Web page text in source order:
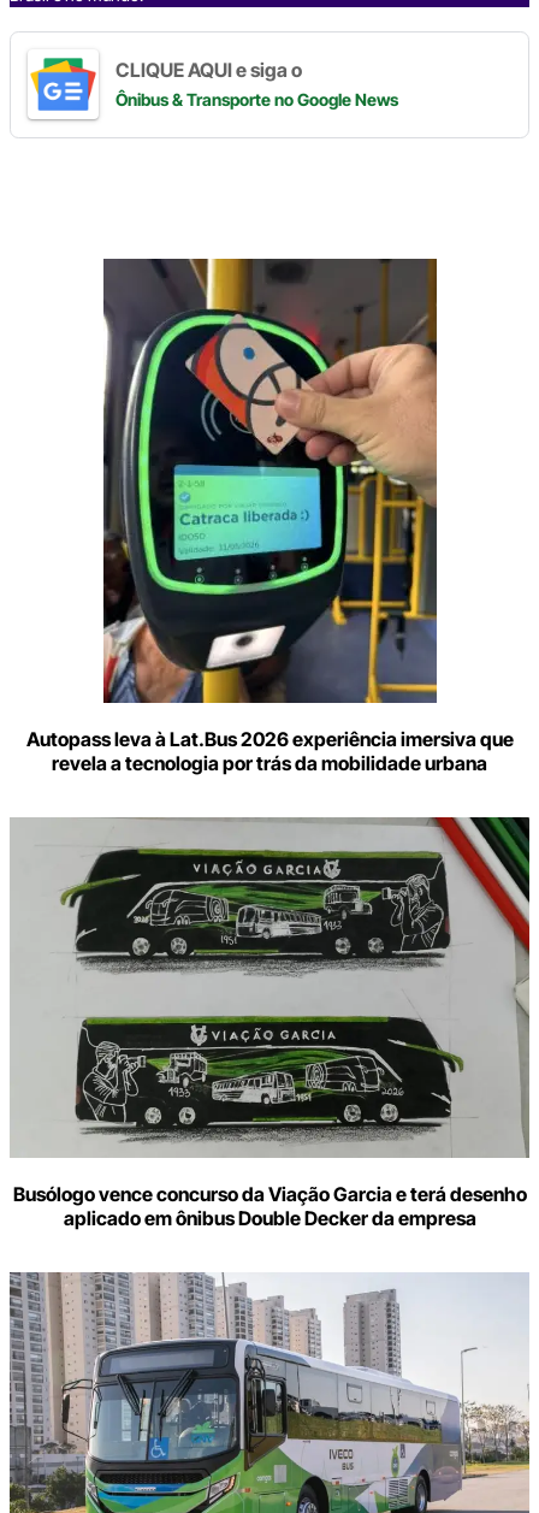
CLIQUE AQUI e siga o
Ônibus & Transporteno Google News
Autopass leva à Lat.Bus 2026 experiência imersiva que
revela a tecnologia por trás da mobilidade urbana
Busólogo vence concurso da Viação Garcia e terá desenho
aplicado em ônibus Double Decker da empresa